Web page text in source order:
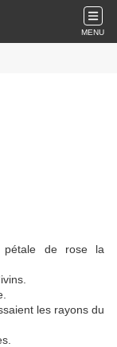
MENU
pétale de rose la
les rayons du